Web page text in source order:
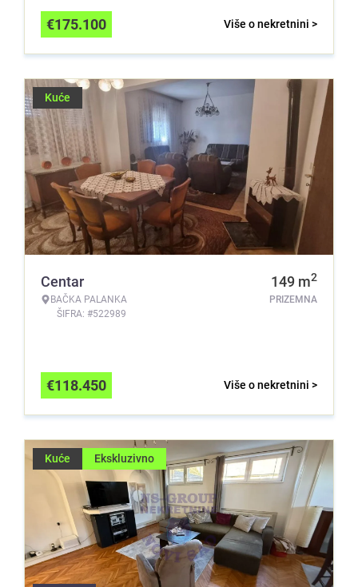
Više o nekretnini >
€175.100
Kuće
Centar
BAČKA PALANKA
ŠIFRA: #522989
149 m2
PRIZEMNA
Više o nekretnini >
€118.450
Kuće Ekskluzivno